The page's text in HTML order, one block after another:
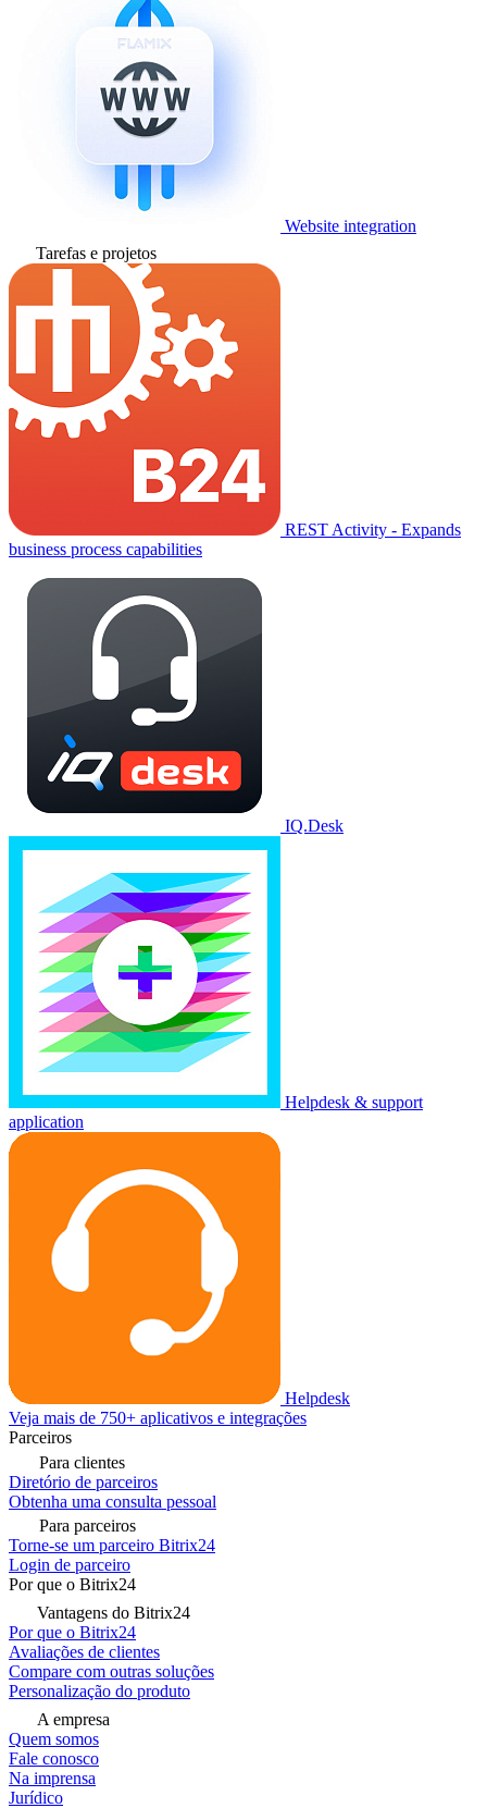
Website integration
Tarefas e projetos
REST Activity - Expands
business process capabilities
IQ.Desk
Helpdesk & support
application
Helpdesk
Veja mais de 750+ aplicativos e integrações
Parceiros
Para clientes
Diretório de parceiros
Obtenha uma consulta pessoal
Para parceiros
Torne-se um parceiro Bitrix24
Login de parceiro
Por que o Bitrix24
Vantagens do Bitrix24
Por que o Bitrix24
Avaliações de clientes
Compare com outras soluções
Personalização do produto
A empresa
Quem somos
Fale conosco
Na imprensa
Jurídico